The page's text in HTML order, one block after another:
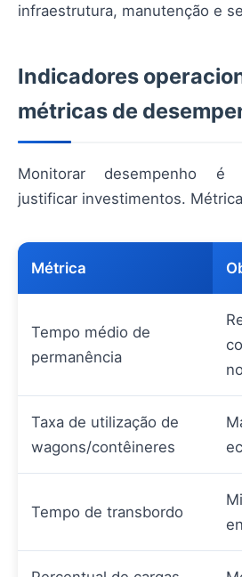
infraestrutura, manutenção e
Indicadores
métricas de
Monitorar desempenho é
justificar investimentos.
Métrica
Tempo médio de
permanência
Taxa de utilização de
wagons/contêineres
Tempo de transbordo